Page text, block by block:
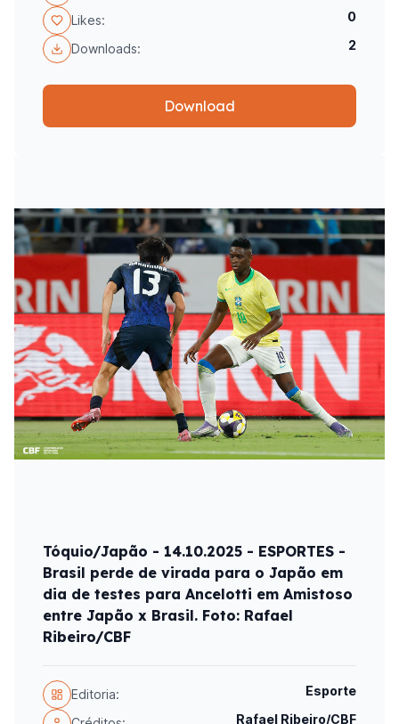
Likes: 0
Downloads: 2
Download
Tóquio/Japão - 14.10.2025 - ESPORTES -
Brasil perde de virada para o Japão em
dia de testes para Ancelotti em Amistoso
entre Japão x Brasil. Foto: Rafael
Ribeiro/CBF
Editoria: Esporte
Rafael Ribeiro/CBF